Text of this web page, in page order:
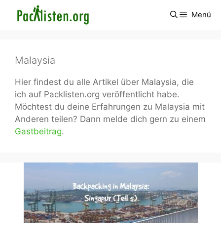
Inhalt
Menü
Malaysia
Hier findest du alle Artikel über Malaysia, die
ich auf Packlisten.org veröffentlicht habe.
Möchtest du deine Erfahrungen zu Malaysia mit
Anderen teilen? Dann melde dich gern zu einem
Gastbeitrag.